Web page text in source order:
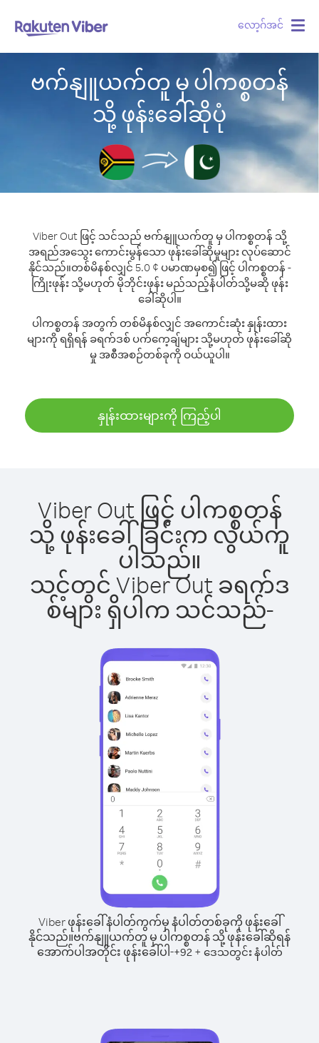
လော့ဂ်အင်
ဗက်နျူယက်တူ မှ ပါကစ္စတန်
သို့ ဖုန်းခေါ်ဆိုပုံ
Viber Out ဖြင့် သင်သည် ဗက်နျူယက်တူ မှ ပါကစ္စတန် သို့
အရည်အသွေး ကောင်းမွန်သော ဖုန်းခေါ်ဆိုမှုများ လုပ်ဆောင်
နိုင်သည်။တစ်မိနစ်လျှင် 5.0 ¢ ပမာဏမှစ၍ ဖြင့် ပါကစ္စတန် -
ကြိုးဖုန်း သို့မဟုတ် မိုဘိုင်းဖုန်း မည်သည့်နံပါတ်သို့မဆို ဖုန်း
ခေါ်ဆိုပါ။
ပါကစ္စတန် အတွက် တစ်မိနစ်လျှင် အကောင်းဆုံး နှုန်းထား
များကို ရရှိရန် ခရက်ဒစ် ပက်ကေ့ချ်များ သို့မဟုတ် ဖုန်းခေါ်ဆို
မှု အစီအစဉ်တစ်ခုကို ဝယ်ယူပါ။
နှုန်းထားများကို ကြည့်ပါ
Viber Out ဖြင့် ပါကစ္စတန်
သို့ ဖုန်းခေါ်ခြင်းက လွယ်ကူ
ပါသည်။
သင့်တွင် Viber Out ခရက်ဒ
စ်များ ရှိပါက သင်သည်-
Viber ဖုန်းခေါ်နံပါတ်ကွက်မှ နံပါတ်တစ်ခုကို ဖုန်းခေါ်
နိုင်သည်။ဗက်နျူယက်တူ မှ ပါကစ္စတန် သို့ ဖုန်းခေါ်ဆိုရန်
အောက်ပါအတိုင်း ဖုန်းခေါ်ပါ-+92+ ဒေသတွင်း နံပါတ်